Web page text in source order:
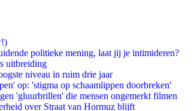
politieke mening, laat jij je intimideren?
uitbreiding
niveau in ruim drie jaar
op: 'stigma op schaamlippen doorbreken'
'gluurbrillen' die mensen ongemerkt filmen
over Straat van Hormuz blijft